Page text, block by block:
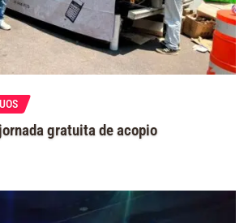
gratuita de acopio